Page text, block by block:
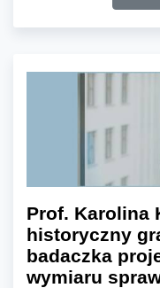
Prof. Karolina
historyczny
badaczka
wymiaru